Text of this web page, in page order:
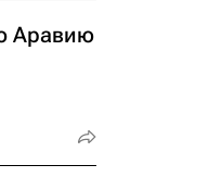
Аравию